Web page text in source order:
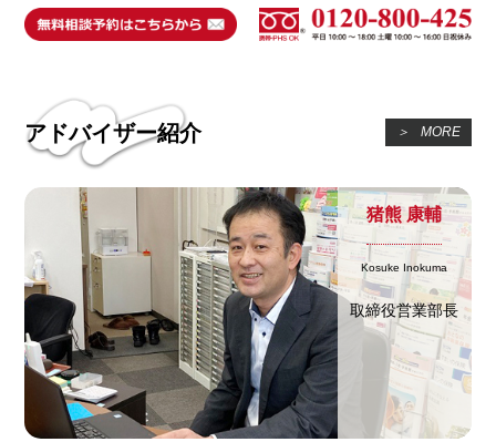
アドバイザー紹介 ＞ MORE
猪熊 康輔
Kosuke Inokuma
取締役営業部長